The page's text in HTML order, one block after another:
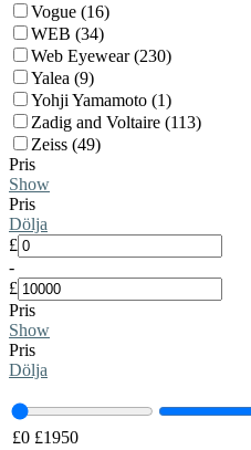
Vogue (16)
WEB (34)
Web Eyewear (230)
Yalea (9)
Yohji Yamamoto (1)
Zadig and Voltaire (113)
Zeiss (49)
Pris
Show
Pris
Dölja
£
-
£
Pris
Show
Pris
Dölja
£0 £1950